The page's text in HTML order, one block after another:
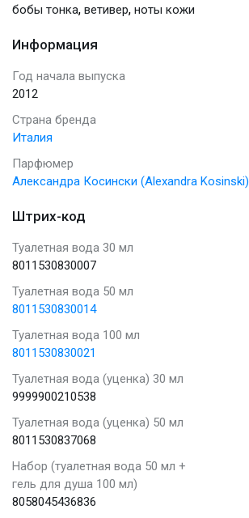
бобы тонка, ветивер, ноты кожи
Информация
Год начала выпуска
2012
Страна бренда
Италия
Парфюмер
Александра Косински (Alexandra Kosinski)
Штрих-код
Туалетная вода 30 мл
8011530830007
Туалетная вода 50 мл
8011530830014
Туалетная вода 100 мл
8011530830021
Туалетная вода (уценка) 30 мл
9999900210538
Туалетная вода (уценка) 50 мл
8011530837068
Набор (туалетная вода 50 мл +
гель для душа 100 мл)
8058045436836